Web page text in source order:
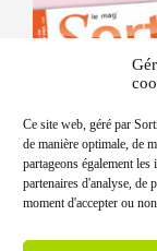
Ce site web, géré par
de manière optimale, de
partageons également
partenaires d'analyse, de
moment d'accepter ou